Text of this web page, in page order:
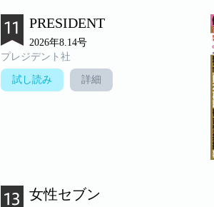
PRESIDENT
2026年8.14号
プレジデント社
試し読み 詳細
女性セブン